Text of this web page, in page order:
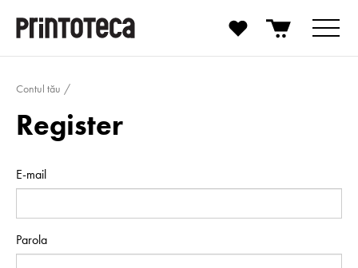
Contul tău
Register
E-mail
Parola